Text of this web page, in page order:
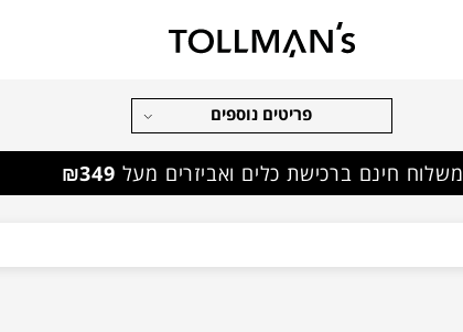
פריטים נוספים
משלוח חינם ברכישת כלים ואביזרים מעל ₪349